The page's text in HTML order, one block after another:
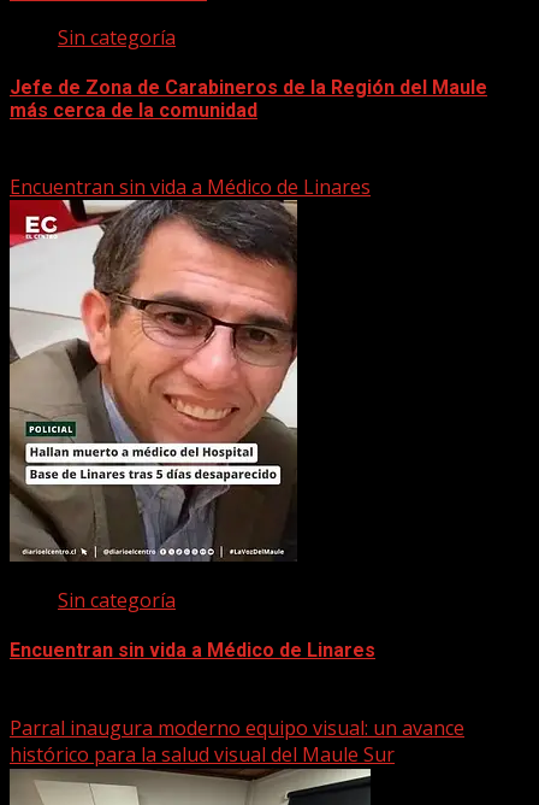
Sin categoría
Jefe de Zona de Carabineros de la Región del Maule
más cerca de la comunidad
Encuentran sin vida a Médico de Linares
Sin categoría
Encuentran sin vida a Médico de Linares
Parral inaugura moderno equipo visual: un avance
histórico para la salud visual del Maule Sur